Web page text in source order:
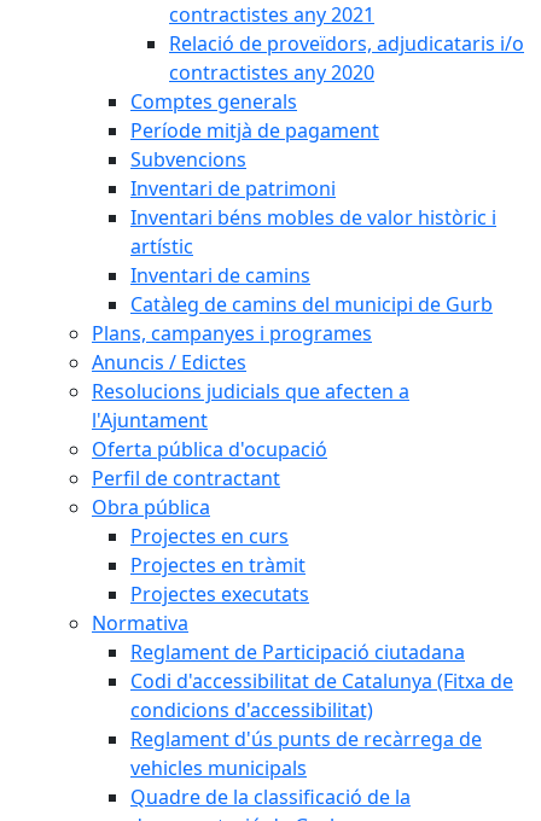
contractistes any 2021
Relació de proveïdors, adjudicataris i/o
contractistes any 2020
Comptes generals
Període mitjà de pagament
Subvencions
Inventari de patrimoni
Inventari béns mobles de valor històric i
artístic
Inventari de camins
Catàleg de camins del municipi de Gurb
Plans, campanyes i programes
Anuncis / Edictes
Resolucions judicials que afecten a
l'Ajuntament
Oferta pública d'ocupació
Perfil de contractant
Obra pública
Projectes en curs
Projectes en tràmit
Projectes executats
Normativa
Reglament de Participació ciutadana
Codi d'accessibilitat de Catalunya (Fitxa de
condicions d'accessibilitat)
Reglament d'ús punts de recàrrega de
vehicles municipals
Quadre de la classificació de la